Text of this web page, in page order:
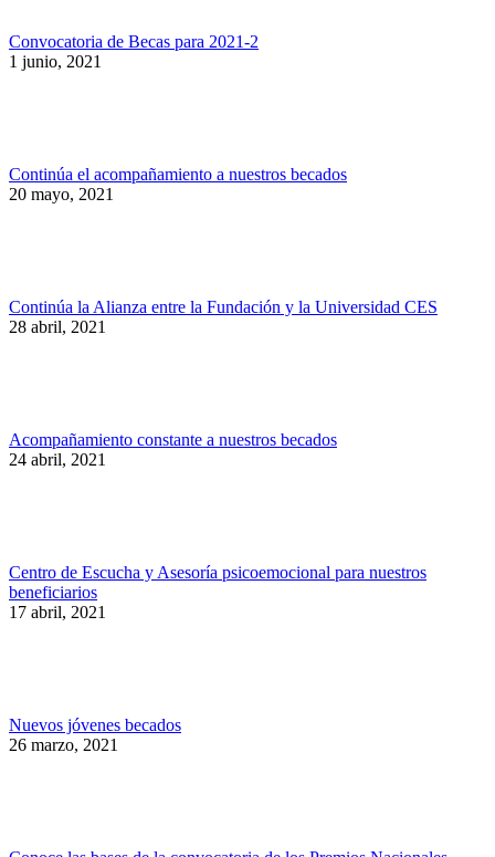
Convocatoria de Becas para 2021-2
1 junio, 2021
Continúa el acompañamiento a nuestros becados
20 mayo, 2021
Continúa la Alianza entre la Fundación y la Universidad CES
28 abril, 2021
Acompañamiento constante a nuestros becados
24 abril, 2021
Centro de Escucha y Asesoría psicoemocional para nuestros
beneficiarios
17 abril, 2021
Nuevos jóvenes becados
26 marzo, 2021